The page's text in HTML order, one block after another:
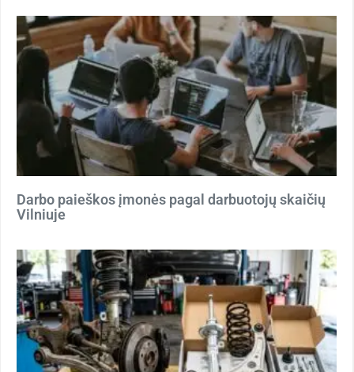
Darbo paieškos įmonės pagal darbuotojų skaičių
Vilniuje